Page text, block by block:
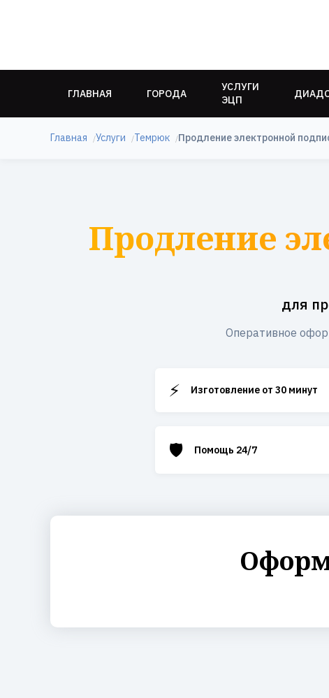
ГЛАВНАЯ ГОРОДА
УСЛУГИ
ЭЦП
Главная Услуги Темрюк Продление электронной
Продление
для
Оперативное
⚡ Изготовление от 30 минут
🛡️ Помощь 24/7